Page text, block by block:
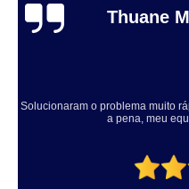
Thuane
Solucionaram o problema muito
a pena, meu